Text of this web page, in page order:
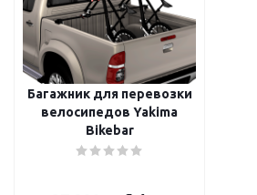
Багажник для перевозки
велосипедов Yakima
Bikebar